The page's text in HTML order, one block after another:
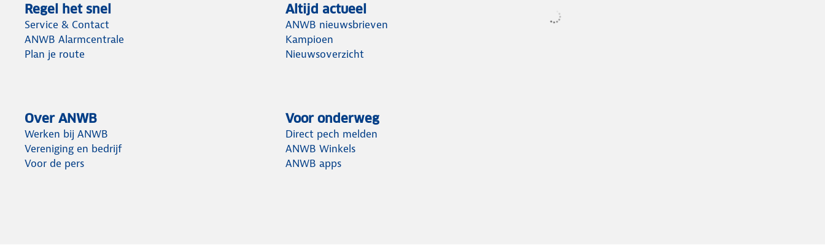
Regel het snel
Service & Contact
ANWB Alarmcentrale
Plan je route
Altijd actueel
ANWB nieuwsbrieven
Kampioen
Nieuwsoverzicht
Over ANWB
Werken bij ANWB
Vereniging en bedrijf
Voor de pers
Voor onderweg
Direct pech melden
ANWB Winkels
ANWB apps